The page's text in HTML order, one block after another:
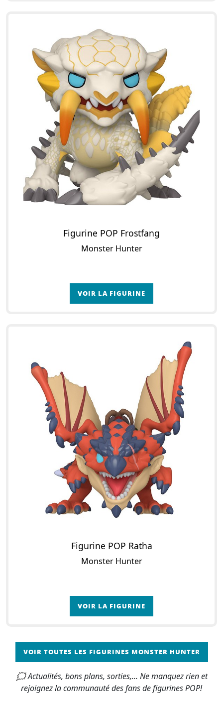
Figurine POP Frostfang
Monster Hunter
VOIR LA FIGURINE
Figurine POP Ratha
Monster Hunter
VOIR LA FIGURINE
VOIR TOUTES LES FIGURINES MONSTER HUNTER
🗯 Actualités, bons plans, sorties,... Ne manquez rien et
rejoignez la communauté des fans de figurines POP!